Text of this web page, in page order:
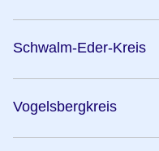
Schwalm-Eder-Kreis
Vogelsbergkreis